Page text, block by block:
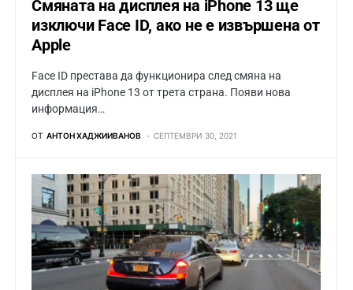
Смяната на дисплея на iPhone 13 ще
изключи Face ID, ако не е извършена от
Apple
Face ID престава да функционира след смяна на
дисплея на iPhone 13 от трета страна. Появи нова
информация…
ОТ АНТОН ХАДЖИИВАНОВ СЕПТЕМВРИ 30, 2021